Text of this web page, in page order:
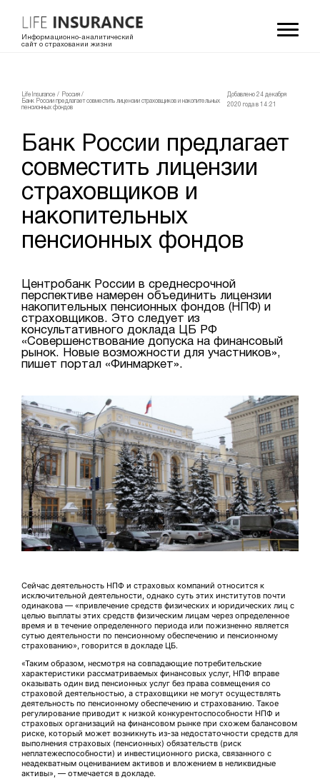
Информационно-аналитический
сайт о страховании жизни
LifeInsurance / Россия /
Банк России предлагает совместить лицензии страховщиков и накопительных
пенсионных фондов
Добавлено 24 декабря
2020 года в 14:21
Банк России предлагает
совместить лицензии
страховщиков и
накопительных
пенсионных фондов
Центробанк России в среднесрочной
перспективе намерен объединить лицензии
накопительных пенсионных фондов (НПФ) и
страховщиков. Это следует из
консультативного доклада ЦБ РФ
«Совершенствование допуска на финансовый
рынок. Новые возможности для участников»,
пишет портал «Финмаркет».
Сейчас деятельность НПФ и страховых компаний относится к
исключительной деятельности, однако суть этих институтов почти
одинакова — «привлечение средств физических и юридических лиц с
целью выплаты этих средств физическим лицам через определенное
время и в течение определенного периода или пожизненно является
сутью деятельности по пенсионному обеспечению и пенсионному
страхованию», говорится в докладе ЦБ.
«Таким образом, несмотря на совпадающие потребительские
характеристики рассматриваемых финансовых услуг, НПФ вправе
оказывать один вид пенсионных услуг без права совмещения со
страховой деятельностью, а страховщики не могут осуществлять
деятельность по пенсионному обеспечению и страхованию. Такое
регулирование приводит к низкой конкурентоспособности НПФ и
страховых организаций на финансовом рынке при схожем балансовом
риске, который может возникнуть из-за недостаточности средств для
выполнения страховых (пенсионных) обязательств (риск
неплатежеспособности) и инвестиционного риска, связанного с
неадекватным оцениванием активов и вложением в неликвидные
активы», — отмечается в докладе.